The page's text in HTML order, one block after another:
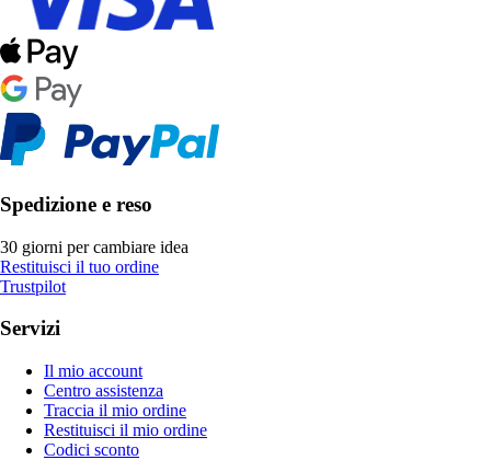
Spedizione e reso
30 giorni per cambiare idea
Restituisci il tuo ordine
Trustpilot
Servizi
Il mio account
Centro assistenza
Traccia il mio ordine
Restituisci il mio ordine
Codici sconto